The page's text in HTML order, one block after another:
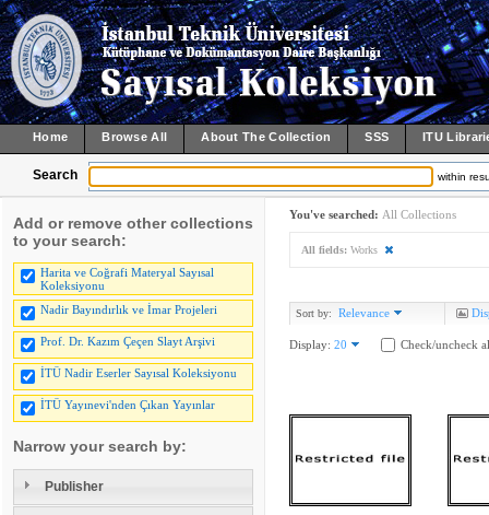
Home Browse All About The Collection SSS ITU
Search within
Add or remove other collections
to your search:
Harita ve Coğrafi Materyal Sayısal
Koleksiyonu
Nadir Bayındırlık ve İmar Projeleri
Prof. Dr. Kazım Çeçen Slayt Arşivi
İTÜ Nadir Eserler Sayısal Koleksiyonu
İTÜ Yayınevi'nden Çıkan Yayınlar
Narrow your search by:
Publisher
You've searched: All Collections
All fields: Works
Sort by: Relevance
Display: 20 Check/uncheck